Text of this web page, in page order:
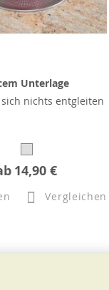
Unterlage
sich nichts entgleiten
14,90 €
Vergleichen